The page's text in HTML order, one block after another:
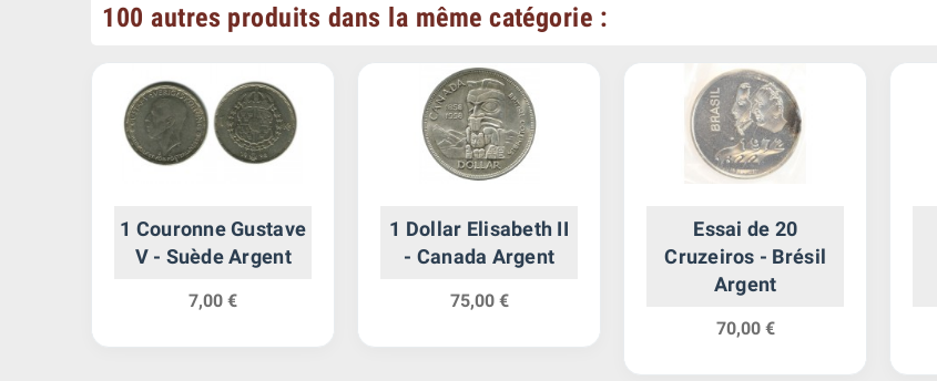
100 autres produits dans la même catégorie :
1 Couronne Gustave
V - Suède Argent
7,00 €
1 Dollar Elisabeth II
- Canada Argent
75,00 €
Essai de 20
Cruzeiros - Brésil
Argent
70,00 €